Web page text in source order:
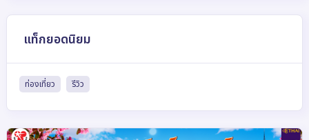
แท็กยอดนิยม
ท่องเที่ยว รีวิว